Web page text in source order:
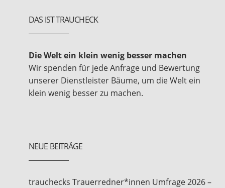
DAS IST TRAUCHECK
Die Welt ein klein wenig besser machen
Wir spenden für jede Anfrage und Bewertung
unserer Dienstleister Bäume, um die Welt ein
klein wenig besser zu machen.
NEUE BEITRÄGE
trauchecks Trauerredner*innen Umfrage 2026 –